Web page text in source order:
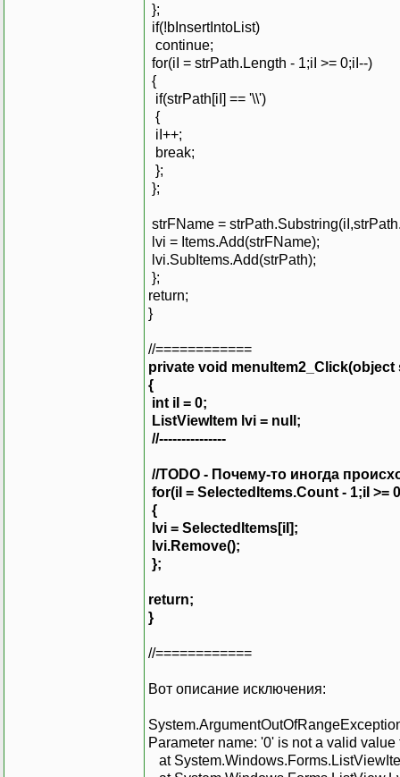
};
if(!bInsertIntoList)
continue;
for(iI = strPath.Length - 1;iI >= 0;iI--)
{
if(strPath[iI] == '\\')
{
iI++;
break;
};
};
strFName =
lvi = Items.Add(strFName);
lvi.SubItems.Add(strPath);
};
return;
}
//============
private void
{
int iI = 0;
ListViewItem lvi = null;
//---------------
//TODO - Почему-то иногда
for(iI = SelectedItems.Count - 1;iI >=
{
lvi = SelectedItems[iI];
lvi.Remove();
};
return;
}
//============
Вот описание исключения:
Parameter name: '0' is not a valid
at